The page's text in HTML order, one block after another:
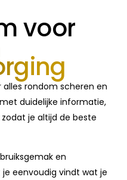
voor
rondom scheren en
duidelijke informatie,
je altijd de beste
en
eenvoudig vindt wat je